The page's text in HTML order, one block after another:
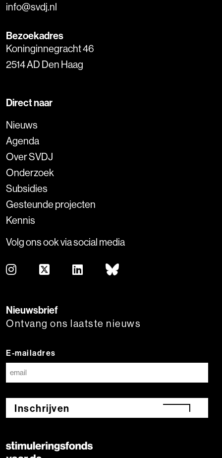
info@svdj.nl
Bezoekadres
Koninginnegracht 46
2514 AD Den Haag
Direct naar
Nieuws
Agenda
Over SVDJ
Onderzoek
Subsidies
Gesteunde projecten
Kennis
Volg ons ook via social media
Nieuwsbrief
Ontvang ons laatste nieuws
E-mailadres
Inschrijven